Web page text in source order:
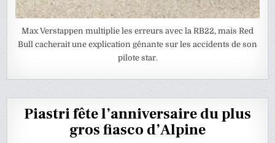
Max Verstappen multiplie les erreurs avec la RB22, mais Red
Bull cacherait une explication gênante sur les accidents de son
pilote star.
Piastri fête l’anniversaire du plus
gros fiasco d’Alpine